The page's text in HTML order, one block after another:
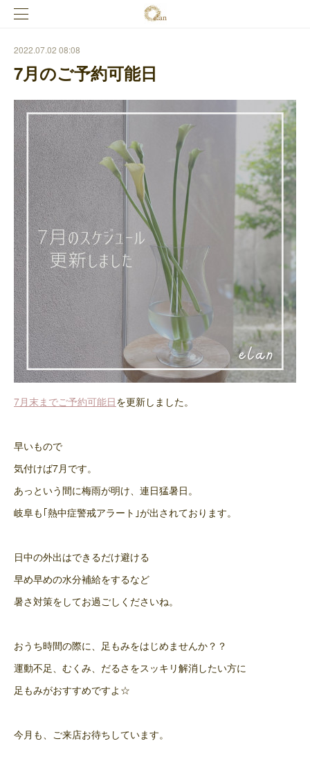
2022.07.02 08:08
7月のご予約可能日
7月末までご予約可能日を更新しました。
早いもので
気付けば7月です。
あっという間に梅雨が明け、連日猛暑日。
岐阜も｢熱中症警戒アラート｣が出されております。
日中の外出はできるだけ避ける
早め早めの水分補給をするなど
暑さ対策をしてお過ごしくださいね。
おうち時間の際に、足もみをはじめませんか？？
運動不足、むくみ、だるさをスッキリ解消したい方に
足もみがおすすめですよ☆
今月も、ご来店お待ちしています。